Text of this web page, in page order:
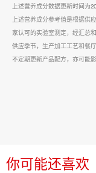
上述营养成分数据更新时间为
上述营养成分参考值是根据供
家认可的实验室测定，经汇总
供应季节，生产加工工艺和餐
不定期更新产品配方，亦可能
你可能还喜欢